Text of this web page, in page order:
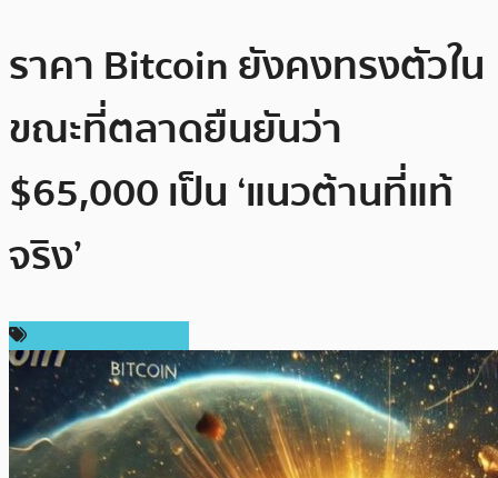
ราคา Bitcoin ยังคงทรงตัวใน
ขณะที่ตลาดยืนยันว่า
$65,000 เป็น ‘แนวต้านที่แท้
จริง’